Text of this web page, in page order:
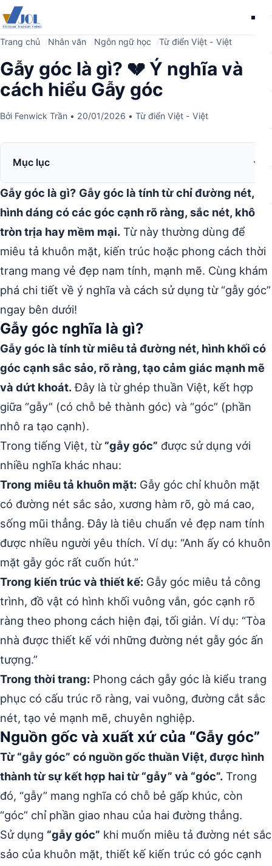
Trang chủ Nhân văn Ngôn ngữ học Từ điển Việt - Việt
Gẫy góc là gì? 💔 Ý nghĩa và
cách hiểu Gẫy góc
Bởi Fenwick Trần • 20/01/2026 • Từ điển Việt - Việt
Mục lục
Gẫy góc là gì? Gẫy góc là tính từ chỉ đường nét,
hình dáng có các góc cạnh rõ ràng, sắc nét, không
tròn trịa hay mềm mại. Từ này thường dùng để
miêu tả khuôn mặt, kiến trúc hoặc phong cách thời
trang mang vẻ đẹp nam tính, mạnh mẽ. Cùng khám
phá chi tiết về ý nghĩa và cách sử dụng từ “gẫy góc”
ngay bên dưới!
Gẫy góc nghĩa là gì?
Gẫy góc là tính từ miêu tả đường nét, hình khối có
góc cạnh sắc sảo, rõ ràng, tạo cảm giác mạnh mẽ
và dứt khoát.Đây là từ ghép thuần Việt, kết hợp
giữa “gẫy” (có chỗ bẻ thành góc) và “góc” (phần
nhô ra tạo cạnh).
Trong tiếng Việt, từ “gẫy góc” được sử dụng với
nhiều nghĩa khác nhau:
Trong miêu tả khuôn mặt: Gẫy góc chỉ khuôn mặt
có đường nét sắc sảo, xương hàm rõ, gò má cao,
sống mũi thẳng. Đây là tiêu chuẩn vẻ đẹp nam tính
được nhiều người yêu thích. Ví dụ: “Anh ấy có khuôn
mặt gẫy góc rất cuốn hút.”
Trong kiến trúc và thiết kế: Gẫy góc miêu tả công
trình, đồ vật có hình khối vuông vắn, góc cạnh rõ
ràng theo phong cách hiện đại, tối giản. Ví dụ: “Tòa
nhà được thiết kế với những đường nét gẫy góc ấn
tượng.”
Trong thời trang: Phong cách gẫy góc là kiểu trang
phục có cấu trúc rõ ràng, vai vuông, đường cắt sắc
nét, tạo vẻ mạnh mẽ, chuyên nghiệp.
Nguồn gốc và xuất xứ của “Gẫy góc”
Từ “gẫy góc” có nguồn gốc thuần Việt, được hình
thành từ sự kết hợp hai từ “gẫy” và “góc”. Trong
đó, “gẫy” mang nghĩa có chỗ bẻ gấp khúc, còn
“góc” chỉ phần giao nhau của hai đường thẳng.
Sử dụng “gẫy góc” khi muốn miêu tả đường nét sắc
sảo của khuôn mặt, thiết kế kiến trúc có góc cạnh